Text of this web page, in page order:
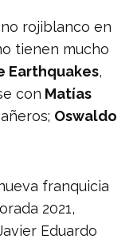
rojiblanco en
tienen mucho
Earthquakes,
con Matías
Oswaldo
franquicia
2021,
Eduardo